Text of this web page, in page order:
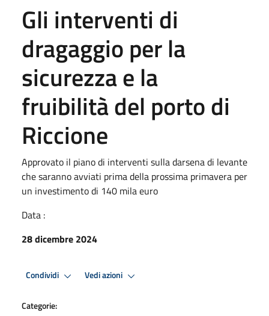
Gli interventi di
dragaggio per la
sicurezza e la
fruibilità del porto di
Riccione
Approvato il piano di interventi sulla darsena di levante
che saranno avviati prima della prossima primavera per
un investimento di 140 mila euro
Data :
28 dicembre 2024
Condividi Vedi azioni
Categorie: